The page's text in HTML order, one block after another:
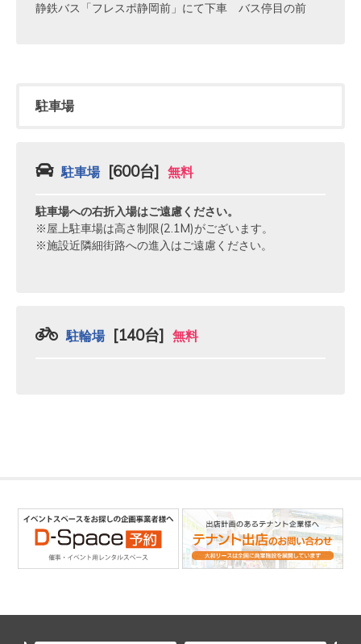
静鉄バス「フレスポ静岡前」にて下車 バス停目の前
駐車場
駐車場 [600台] 無料
駐車場への右折入場はご遠慮ください。
※屋上駐車場は高さ制限(2.1M)がございます。
※施設近隣細街路への進入はご遠慮ください。
駐輪場 [140台] 無料